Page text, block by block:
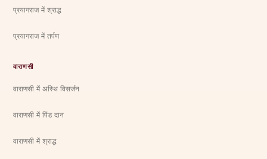
प्रयागराज में श्राद्ध
प्रयागराज में तर्पण
वाराणसी
वाराणसी में अस्थि विसर्जन
वाराणसी में पिंड दान
वाराणसी में श्राद्ध